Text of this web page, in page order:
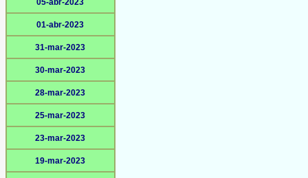
05-abr-2023
01-abr-2023
31-mar-2023
30-mar-2023
28-mar-2023
25-mar-2023
23-mar-2023
19-mar-2023